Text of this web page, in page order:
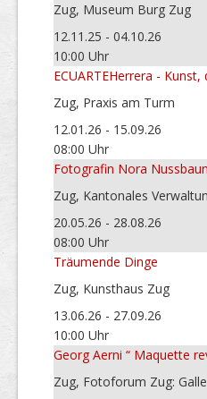
Zug, Museum Burg Zug
12.11.25 - 04.10.26
10:00 Uhr
ECUARTEHerrera -
Zug, Praxis am Turm
12.01.26 - 15.09.26
08:00 Uhr
Fotografin Nora
Zug, Kantonales
20.05.26 - 28.08.26
08:00 Uhr
Träumende Dinge
Zug, Kunsthaus Zug
13.06.26 - 27.09.26
10:00 Uhr
Georg Aerni “ Maquette
Zug, Fotoforum Zug: